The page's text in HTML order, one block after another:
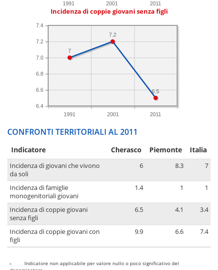
1991 2001 2011
Incidenza di coppie giovani senza figli
1991 2001 2011
6.4
6.6
6.8
7.0
7.2
7.4
6.5
7.2
7
CONFRONTI TERRITORIALI AL 2011
Indicatore Cherasco Piemonte Italia
Incidenza di giovani che vivono
da soli
6 8.3 7
Incidenza di famiglie
monogenitoriali giovani
1.4 1 1
Incidenza di coppie giovani
senza figli
6.5 4.1 3.4
Incidenza di coppie giovani con
figli
9.9 6.6 7.4
-
Indicatore non applicabile per valore nullo o poco significativo del